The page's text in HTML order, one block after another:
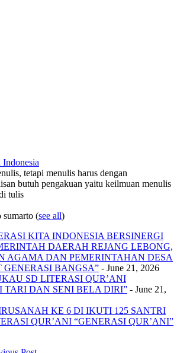
tetapi menulis harus dengan
butuh pengakuan yaitu keilmuan menulis
tulis
sumarto (see all)
KITA INDONESIA BERSINERGI
DAERAH REJANG LEBONG,
AGAMA DAN PEMERINTAHAN DESA
BANGSA” - June 21, 2026
SD LITERASI QUR’ANI
TARI DAN SENI BELA DIRI” - June 21,
KE 6 DI IKUTI 125 SANTRI
QUR’ANI “GENERASI QUR’ANI”